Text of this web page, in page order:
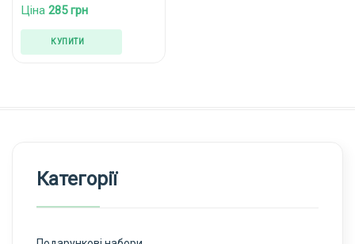
5.00
out of 5
Ціна 285грн
КУПИТИ
Категорії